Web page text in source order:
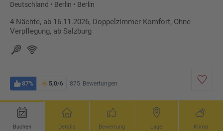
Deutschland • Berlin • Berlin
4 Nächte, ab 16.11.2026, Doppelzimmer Komfort, Ohne
Verpflegung, ab Salzburg
87% 5,0/6 875 Bewertungen
Buchen Details Bewertung Lage Klima